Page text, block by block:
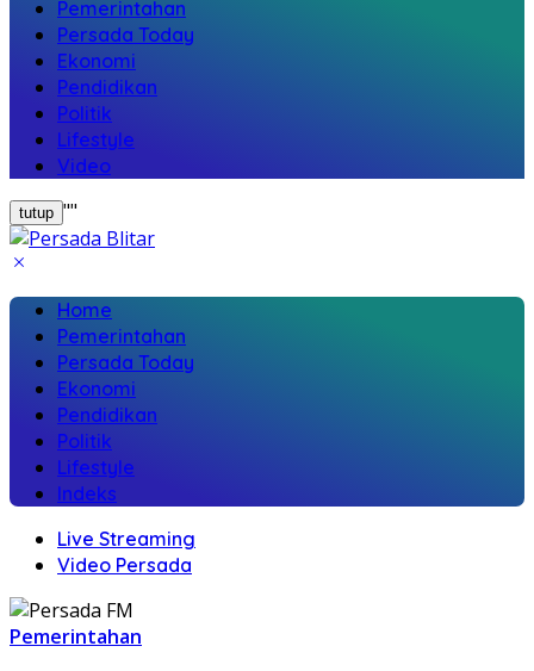
Pemerintahan
Persada Today
Ekonomi
Pendidikan
Politik
Lifestyle
Video
tutup ""
Home
Pemerintahan
Persada Today
Ekonomi
Pendidikan
Politik
Lifestyle
Indeks
Live Streaming
Video Persada
Pemerintahan